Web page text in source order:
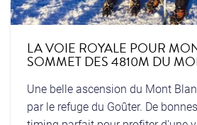
LA VOIE ROYALE POUR
SOMMET DES 4810M DU
Une belle ascension du Mont
par le refuge du Goûter. De